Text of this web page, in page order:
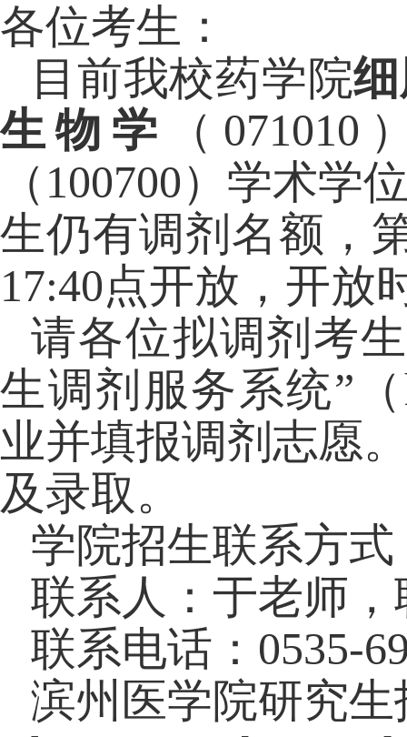
各位考生：
目前我校药学院
生物学
（ 071010
（ 100700）学术学
生仍有调剂名额，
17:40点开放，开放
请各位拟调剂考
生调剂服务系统” （
业并填报调剂志愿
及录取。
学院招生联系方式
联系人：于老师，
联系电话： 0535-
滨州医学院研究